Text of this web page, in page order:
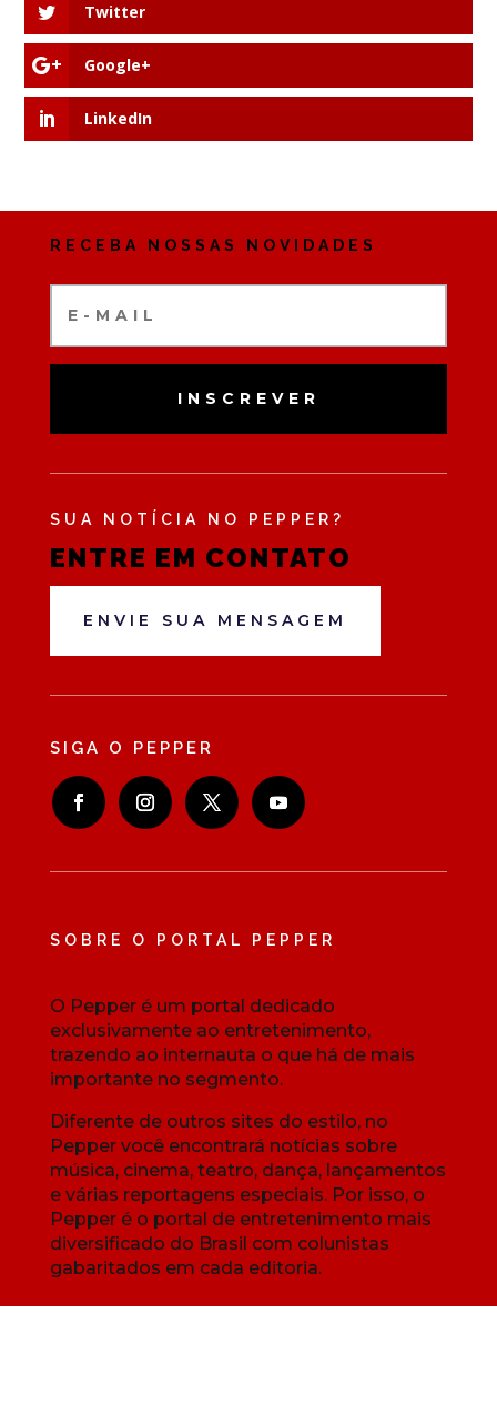
Twitter
Google+
LinkedIn
RECEBA NOSSAS NOVIDADES
INSCREVER
SUA NOTÍCIA NO PEPPER?
ENTRE EM CONTATO
ENVIE SUA MENSAGEM
SIGA O PEPPER
SOBRE O PORTAL PEPPER
O Pepper é um portal dedicado
exclusivamente ao entretenimento,
trazendo ao internauta o que há de mais
importante no segmento.
Diferente de outros sites do estilo, no
Pepper você encontrará notícias sobre
música, cinema, teatro, dança, lançamentos
e várias reportagens especiais. Por isso, o
Pepper é o portal de entretenimento mais
diversificado do Brasil com colunistas
gabaritados em cada editoria.